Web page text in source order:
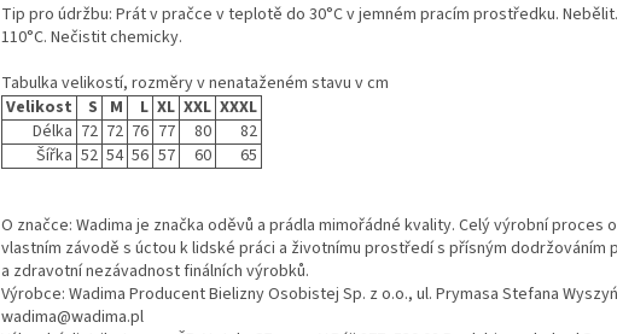
Tip pro údržbu: Prát v pračce v teplotě do 30°C v jemném pracím prostředku.
110°C. Nečistit chemicky.
Tabulka velikostí, rozměry v nenataženém stavu v cm
Velikost
S M L XL XXL XXXL
Délka 72 72 76 77 80
82
Šířka 52 54 56 57 60 65
O značce: Wadima je značka oděvů a prádla mimořádné kvality. Celý výrobní
vlastním závodě s úctou k lidské práci a životnímu prostředí s přísným dodržováním
a zdravotní nezávadnost finálních výrobků.
Výrobce: Wadima Producent Bielizny Osobistej Sp. z o.o., ul. Prymasa Stefana
wadima@wadima.pl